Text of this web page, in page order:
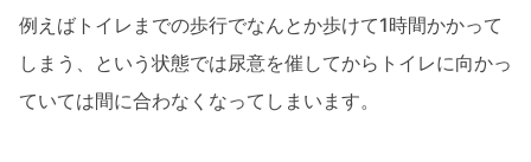
例えばトイレまでの歩行でなんとか歩けて1時間かかって
しまう、という状態では尿意を催してからトイレに向かっ
ていては間に合わなくなってしまいます。